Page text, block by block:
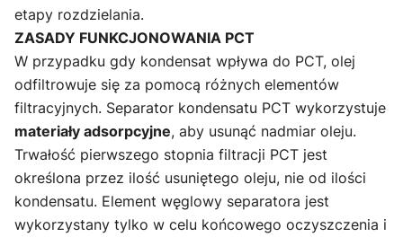
etapy rozdzielania.
ZASADY FUNKCJONOWANIA PCT
W przypadku gdy kondensat wpływa do PCT, olej
odfiltrowuje się za pomocą różnych elementów
filtracyjnych. Separator kondensatu PCT wykorzystuje
materiały adsorpcyjne, aby usunąć nadmiar oleju.
Trwałość pierwszego stopnia filtracji PCT jest
określona przez ilość usuniętego oleju, nie od ilości
kondensatu. Element węglowy separatora jest
wykorzystany tylko w celu końcowego oczyszczenia i